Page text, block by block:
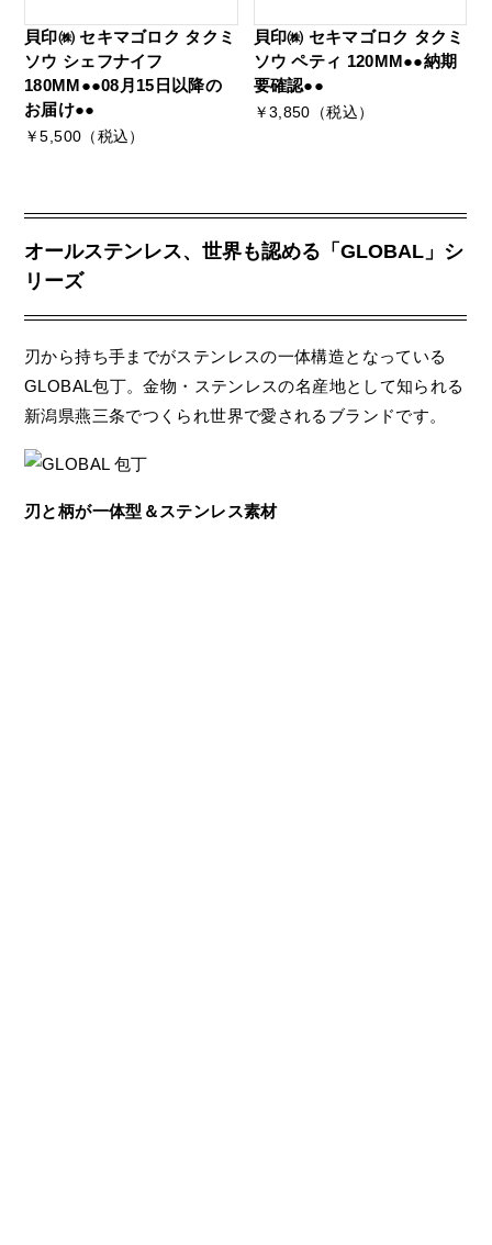
貝印㈱ セキマゴロク タクミ
ソウ シェフナイフ
180MM●●08月15日以降の
お届け●●
￥5,500（税込）
貝印㈱ セキマゴロク タクミ
ソウ ペティ 120MM●●納期
要確認●●
￥3,850（税込）
オールステンレス、世界も認める「GLOBAL」シ
リーズ
刃から持ち手までがステンレスの一体構造となっている
GLOBAL包丁。金物・ステンレスの名産地として知られる
新潟県燕三条でつくられ世界で愛されるブランドです。
刃と柄が一体型＆ステンレス素材